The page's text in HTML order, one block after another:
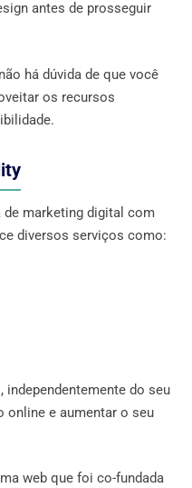
antes de prosseguir
há dúvida de que você
os recursos
marketing digital com
diversos serviços como:
independentemente do seu
online e aumentar o seu
web que foi co-fundada